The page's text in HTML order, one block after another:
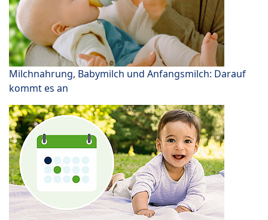
Milchnahrung, Babymilch und Anfangsmilch: Darauf
kommt es an